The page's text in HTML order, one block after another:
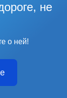
не
о ней!